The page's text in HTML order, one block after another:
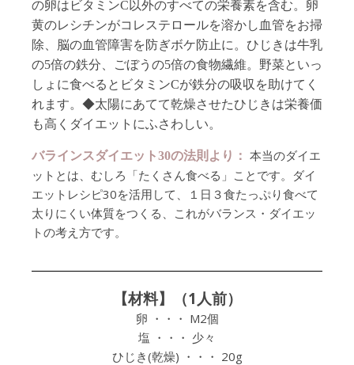
の卵はビタミンC以外のすべての栄養素を含む。卵
黄のレシチンがコレステロールを溶かし血管をお掃
除、脳の血管障害を防ぎボケ防止に。ひじきは牛乳
の5倍の鉄分、ごぼうの5倍の食物繊維。野菜といっ
しょに食べるとビタミンCが鉄分の吸収を助けてく
れます。◆太陽にあてて乾燥させたひじきは栄養価
も高くダイエットにふさわしい。
バラインスダイエット30の法則より： 本当のダイエ
ットとは、むしろ「たくさん食べる」ことです。ダイ
エットレシピ30を活用して、１日３食たっぷり食べて
太りにくい体質をつくる、これがバランス・ダイエッ
トの考え方です。
【材料】（1人前）
卵 ・・・ M2個
塩 ・・・ 少々
ひじき(乾燥) ・・・ 20g